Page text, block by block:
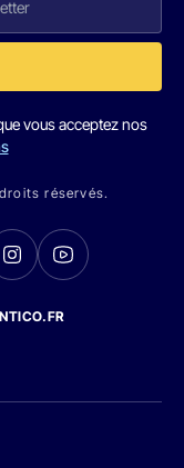
vous acceptez nos
réservés.